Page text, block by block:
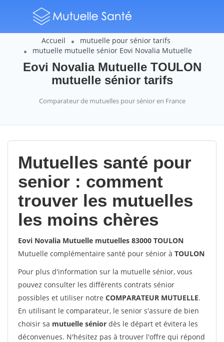
Accueil
mutuelle pour sénior tarifs
mutuelle mutuelle sénior Eovi Novalia Mutuelle
Eovi Novalia Mutuelle TOULON
mutuelle sénior tarifs
Comparateur de mutuelles pour sénior en France
Mutuelles santé pour
senior : comment
trouver les mutuelles
les moins chères
Eovi Novalia Mutuelle mutuelles 83000 TOULON
Mutuelle complémentaire santé pour sénior à TOULON
Pour plus d'information sur la mutuelle sénior, vous
pouvez consulter les différents contrats sénior
possibles et utiliser notre COMPARATEUR MUTUELLE.
En utilisant le comparateur, le senior s'assure de bien
choisir sa mutuelle sénior dès le départ et évitera les
déconvenues. N'hésitez pas à trouver l'offre qui répond